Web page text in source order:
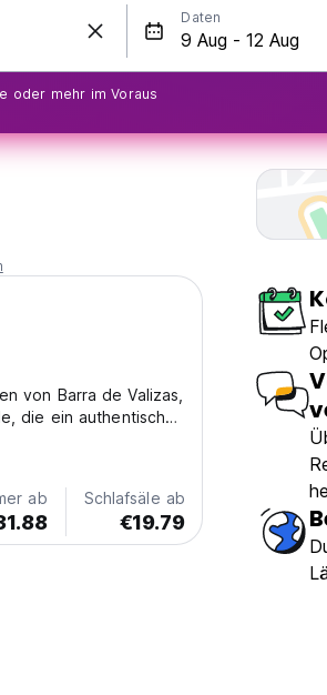
Daten
oder mehr im Voraus
von Barra de Valizas,
die ein authentisches
ab Schlafsäle ab
€19.79